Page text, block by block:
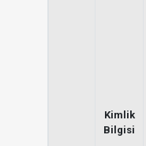
Kimlik
Bilgisi